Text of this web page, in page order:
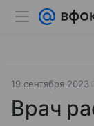
19 сентября 2023
Врач